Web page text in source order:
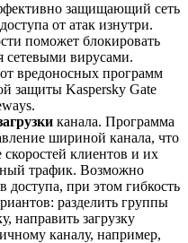
защищающий сеть
от атак изнутри.
поможет блокировать
сетевыми вирусами.
вредоносных программ
защиты Kaspersky Gate
канала. Программа
шириной канала, что
скоростей клиентов и их
трафик. Возможно
доступа, при этом гибкость
разделить группы
направить загрузку
каналу, например,